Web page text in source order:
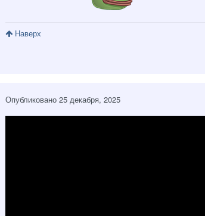
Наверх
Опубликовано 25 декабря, 2025